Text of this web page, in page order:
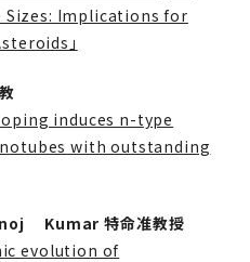
Sizes: Implications for
」
induces n-type
with outstanding
Kumar 特命准教授
evolution of